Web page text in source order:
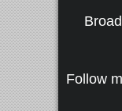
Follow